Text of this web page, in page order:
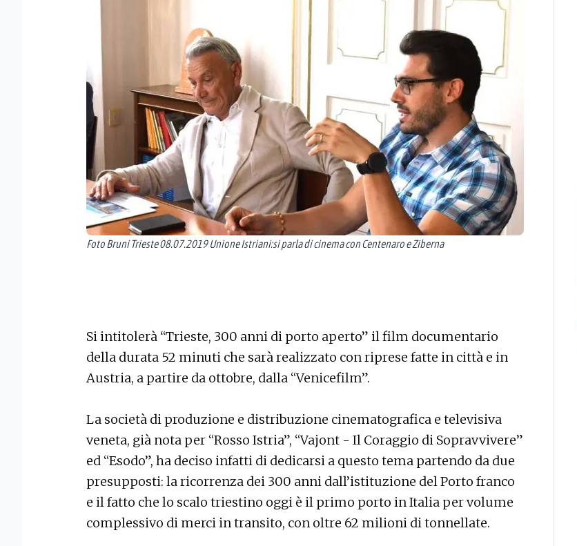
Foto Bruni Trieste 08.07.2019 Unione Istriani:si parla di cinema con Centenaro e Ziberna
Si intitolerà “Trieste, 300 anni di porto aperto” il film documentario
della durata 52 minuti che sarà realizzato con riprese fatte in città e in
Austria, a partire da ottobre, dalla “Venicefilm”.
La società di produzione e distribuzione cinematografica e televisiva
veneta, già nota per “Rosso Istria”, “Vajont - Il Coraggio di Sopravvivere”
ed “Esodo”, ha deciso infatti di dedicarsi a questo tema partendo da due
presupposti: la ricorrenza dei 300 anni dall’istituzione del Porto franco
e il fatto che lo scalo triestino oggi è il primo porto in Italia per volume
complessivo di merci in transito, con oltre 62 milioni di tonnellate.